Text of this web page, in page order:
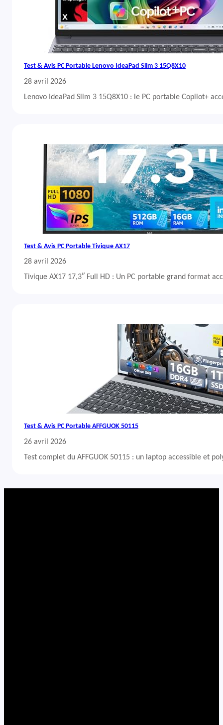
Test & Avis PC Portable Lenovo IdeaPad Slim 3 15Q8X10
28 avril 2026
Lenovo IdeaPad Slim 3 15Q8X10 : le PC portable Copilot+
Test & Avis PC Portable Tivique AX17
28 avril 2026
Tivique AX17 17,3″ Full HD : Un PC portable grand format
Test & Avis PC Portable AFFGUOK 50115
26 avril 2026
Test complet du AFFGUOK 50115 : un laptop accessible